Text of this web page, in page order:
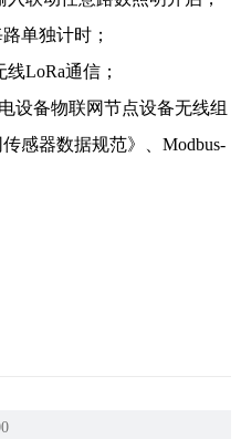
单独计时；
LoRa通信；
设备物联网节点设备无线组
感器数据规范》、Modbus-